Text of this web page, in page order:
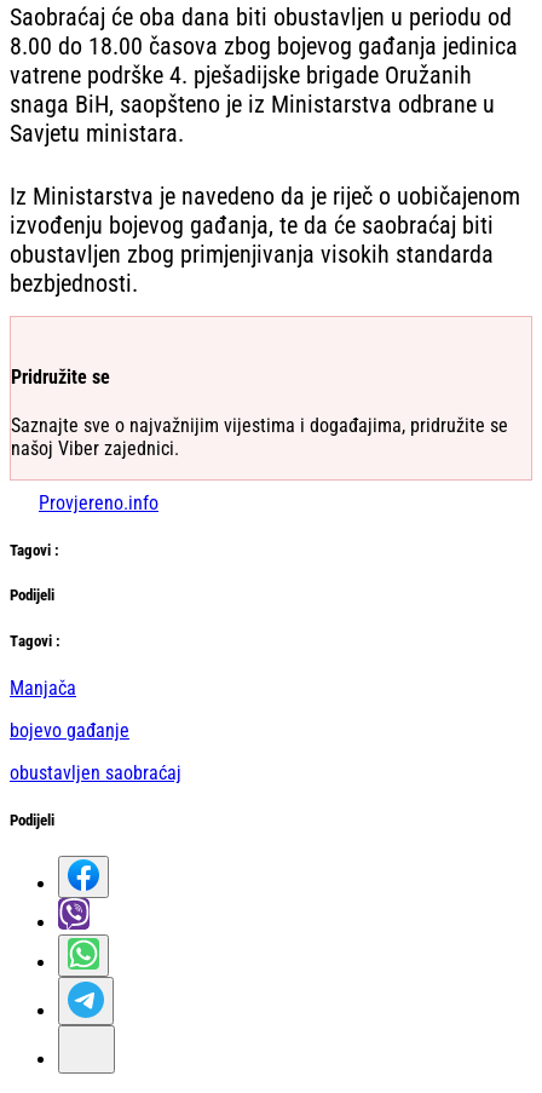
Saobraćaj će oba dana biti obustavljen u periodu od
8.00 do 18.00 časova zbog bojevog gađanja jedinica
vatrene podrške 4. pješadijske brigade Oružanih
snaga BiH, saopšteno je iz Ministarstva odbrane u
Savjetu ministara.
Iz Ministarstva je navedeno da je riječ o uobičajenom
izvođenju bojevog gađanja, te da će saobraćaj biti
obustavljen zbog primjenjivanja visokih standarda
bezbjednosti.
Pridružite se
Saznajte sve o najvažnijim vijestima i događajima, pridružite se
našoj Viber zajednici.
Provjereno.info
Tagovi :
Podijeli
Тagovi :
Manjača
bojevo gađanje
obustavljen saobraćaj
Podijeli